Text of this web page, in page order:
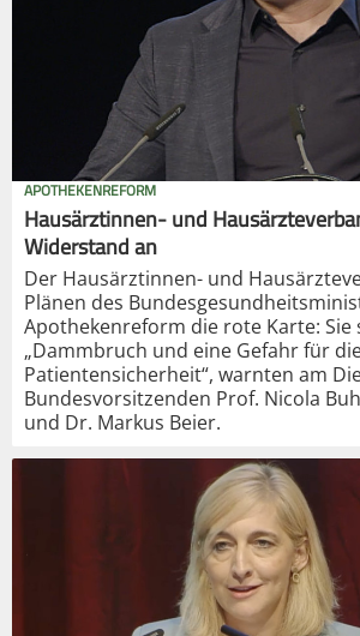
APOTHEKENREFORM
Hausärztinnen- und
Widerstand an
Der Hausärztinnen- und
Plänen des
Apothekenreform die rote Karte: Sie
„Dammbruch und eine Gefahr für
Patientensicherheit“, warnten am
Bundesvorsitzenden Prof. Nicola
und Dr. Markus Beier.